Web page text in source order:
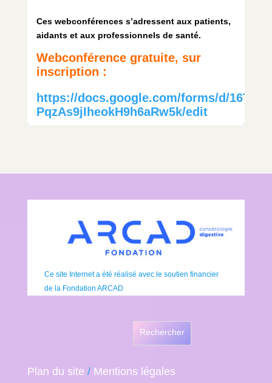
Ces webconférences s’adressent aux patients,
aidants et aux professionnels de santé.
Webconférence gratuite, sur
inscription :
https://docs.google.com/forms/d/
PqzAs9jIheokH9h6aRw5k/edit
Ce site Internet a été réalisé avec le soutien financier
de la Fondation ARCAD
Rechercher
Plan du site / Mentions légales